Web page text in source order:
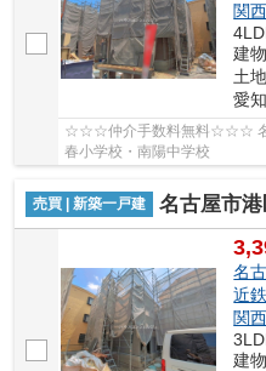
関
建
土
愛
☆☆☆仲介手数料無料☆☆☆ 名
春小学校・南陽中学校
売買 | 新築一戸建 名古屋市港区春田野２丁
名
近
関
建